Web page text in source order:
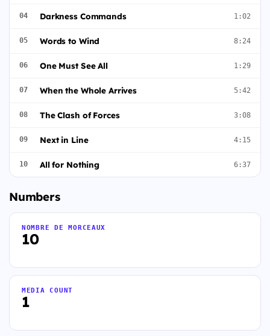
04 Darkness Commands 1:02
05 Words to Wind 8:24
06 One Must See All 1:29
07 When the Whole Arrives 5:42
08 The Clash of Forces 3:08
09 Next in Line 4:15
10 All for Nothing 6:37
Numbers
10
NOMBRE DE MORCEAUX
1
MEDIA COUNT